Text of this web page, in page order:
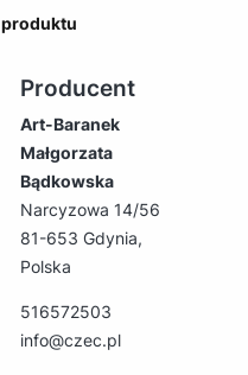
produktu
Producent
Art-Baranek
Małgorzata
Bądkowska
Narcyzowa 14/56
81-653 Gdynia,
Polska
516572503
info@czec.pl